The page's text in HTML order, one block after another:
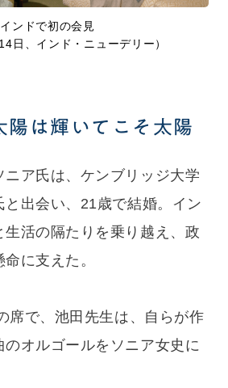
インドで初の会見
日、インド・ニューデリー）
は輝いてこそ太陽
ニア氏は、ケンブリッジ大学
と出会い、21歳で結婚。イン
生活の隔たりを乗り越え、政
に支えた。
席で、池田先生は、自らが作
のオルゴールをソニア女史に